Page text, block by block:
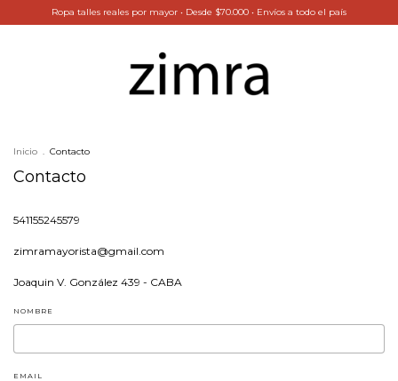
Ropa talles reales por mayor ㅤ•ㅤ Desde $70.000 ㅤ•ㅤ Envíos a todo el país
Inicio . Contacto
Contacto
541155245579
zimramayorista@gmail.com
Joaquin V. González 439 - CABA
NOMBRE
EMAIL